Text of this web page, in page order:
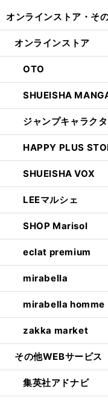
オンラインストア・ そ
オンラインストア
OTO
SHUEISHA
ジャンプキャラク
HAPPY PLUS
SHUEISHA VOX
LEEマルシェ
SHOP Marisol
eclat premium
mirabella
mirabella homme
zakka market
その他WEBサービス
集英社アドナビ